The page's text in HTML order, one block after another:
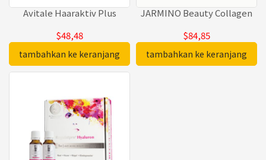
Avitale Haaraktiv Plus
$48,48
tambahkan ke keranjang
JARMINO Beauty Collagen
$84,85
tambahkan ke keranjang